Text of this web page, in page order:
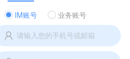
IM账号 业务账号